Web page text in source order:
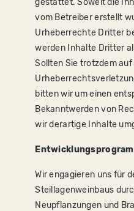
vom Betreiber erstellt
Urheberrechte Dritter
werden Inhalte Dritter
Sollten Sie trotzdem auf
bitten wir um einen
Bekanntwerden von
wir derartige Inhalte
Wir engagieren uns für
Steillagenweinbaus
Neupflanzungen und